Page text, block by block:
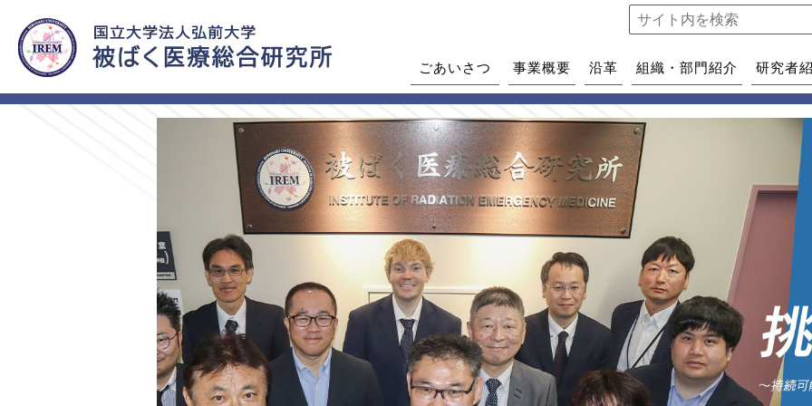
ごあいさつ 事業概要 沿革 組織・部門紹介 研究者